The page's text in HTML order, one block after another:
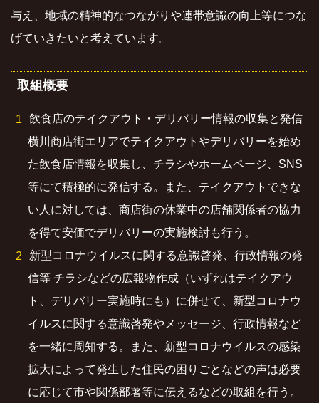
与え、地域の精神的なつながりや連帯意識の向上等につな
げていきたいと考えています。
取組概要
飲食店のテイクアウト・デリバリー情報の収集と発信
横川商店街エリアでテイクアウトやデリバリーを始め
た飲食店情報を収集し、チラシやホームページ、SNS
等にて積極的に発信する。また、テイクアウトできな
い人に対しては、商店街の休業中の店舗関係者の協力
を得て安価でデリバリーの実施検討も行う。
新型コロナウイルスに関する意識啓発、行政情報の発
信等 チラシなどの広報物作成（いずれはテイクアウ
ト、デリバリー実施時にも）に併せて、新型コロナウ
イルスに関する意識啓発やメッセージ、行政情報など
を一緒に周知する。また、新型コロナウイルスの感染
拡大によって発生した住民の困りごとなどの声は必要
に応じて市や関係部署等に伝えるなどの取組を行う。